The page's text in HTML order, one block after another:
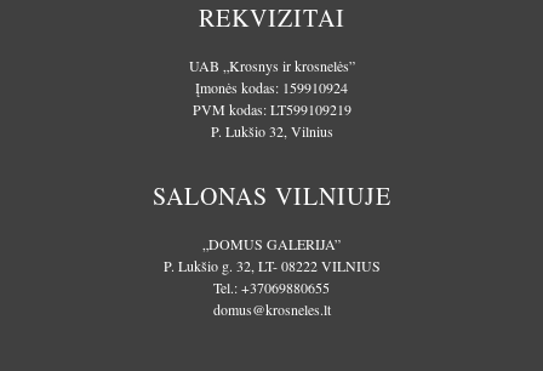
REKVIZITAI
UAB „Krosnys ir krosnelės”
Įmonės kodas: 159910924
PVM kodas: LT599109219
P. Lukšio 32, Vilnius
SALONAS VILNIUJE
„DOMUS GALERIJA”
P. Lukšio g. 32, LT- 08222 VILNIUS
Tel.:+37069880655
domus@krosneles.lt